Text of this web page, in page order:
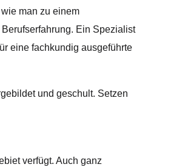
man zu einem
Ein Spezialist
eine fachkundig ausgeführte
und geschult. Setzen
verfügt. Auch ganz